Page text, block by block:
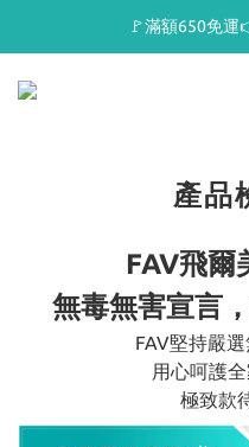
🚩滿額650免運
產品
FAV飛爾
無毒無害宣言
FAV堅持嚴
用心呵護
極致款